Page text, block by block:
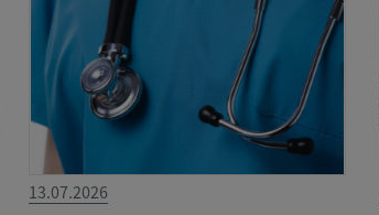
13.07.2026